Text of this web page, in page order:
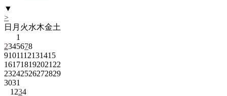
▼
>
日 月 火水木金土
1
2345678
9101112131415
161718192021 22
23242526272829
3031
1 234